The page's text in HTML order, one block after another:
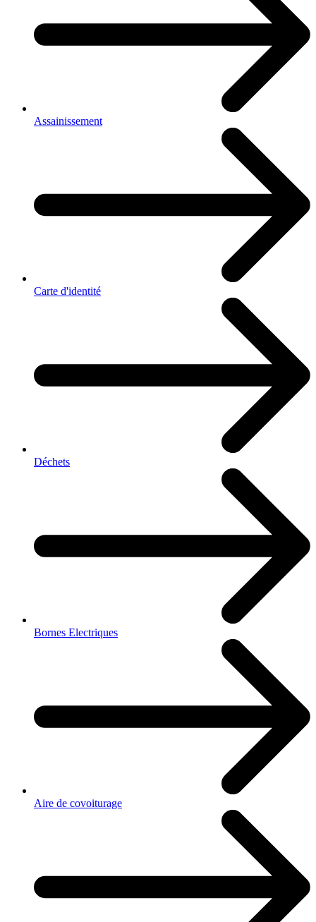
Assainissement
Carte d'identité
Déchets
Bornes Electriques
Aire de covoiturage